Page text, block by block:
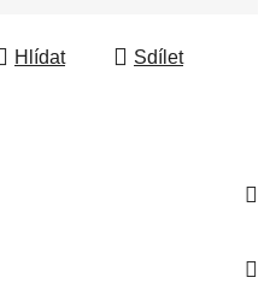
Hlídat Sdílet